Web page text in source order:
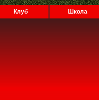
Клуб Школа